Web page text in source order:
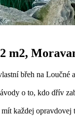
m2,
břeh na Loučné
o to, kdo dřív
každej opravdovej